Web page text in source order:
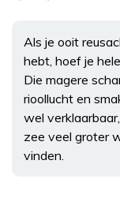
Als je ooit
hebt, hoef je
Die magere
rioollucht en
wel
zee veel groter
vinden.